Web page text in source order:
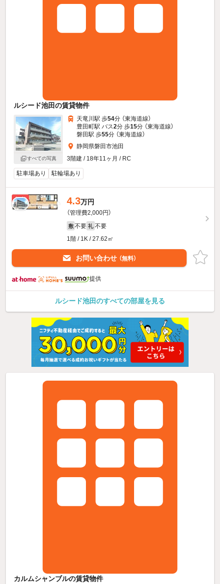
ルシード池田の賃貸物件
すべての写真
天竜川駅 歩54分 （東海道線）
豊田町駅 バス2分 歩15分 （東海道線）
磐田駅 歩55分 （東海道線）
静岡県磐田市池田
3階建 / 18年11ヶ月 / RC
駐車場あり 駐輪場あり
新着 4.3万円
（管理費2,000円）
敷 不要 礼 不要
1階 / 1K / 27.62㎡
お問い合わせ （無料）
提供
ルシード池田のすべての部屋を見る
カルムシャンブルの賃貸物件